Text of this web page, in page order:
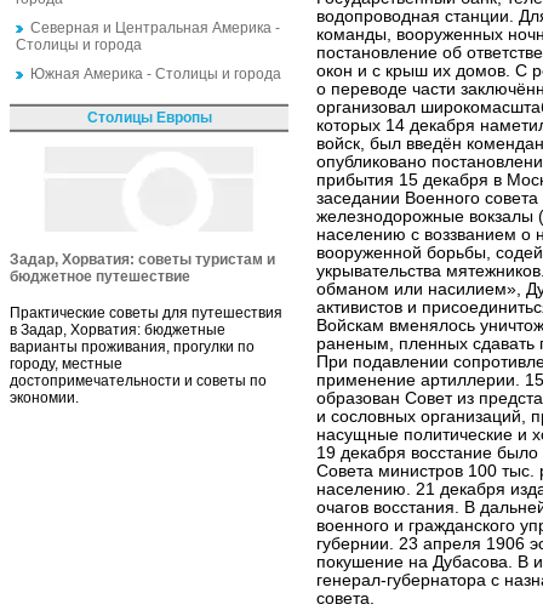
Северная и Центральная Америка -
Столицы и города
Южная Америка - Столицы и города
Столицы Европы
Задар, Хорватия: советы туристам и
бюджетное путешествие
Практические советы для путешествия
в Задар, Хорватия: бюджетные
варианты проживания, прогулки по
городу, местные
достопримечательности и советы по
экономии.
водопроводная станции.
команды, вооруженных
постановление об
окон и с крыш их домов. С
о переводе части
организовал
которых 14 декабря
войск, был введён
опубликовано
прибытия 15 декабря в
заседании Военного
железнодорожные вокзалы
населению с воззванием о
вооруженной борьбы,
укрывательства
обманом или насилием»,
активистов и
Войскам вменялось
раненым, пленных сдавать
При подавлении
применение артиллерии.
образован Совет из
и сословных организаций,
насущные политические и
19 декабря восстание
Совета министров 100 тыс.
населению. 21 декабря
очагов восстания. В
военного и гражданского
губернии. 23 апреля 1906
покушение на Дубасова. В
генерал-губернатора с
совета.